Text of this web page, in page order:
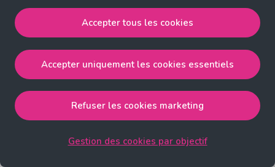
Cliquez sur 'Gestion des cookies par objectif'.
Notre politique de cookies
Accepter tous les cookies
strictement nécessaires, performance, fonctionnalité et
publicité ciblée.
Accepter uniquement les cookies essentielsaccepte
les cookies strictement nécessaires.
Accepter tous les cookies
Accepter uniquement les cookies essentiels
Refuser les cookies marketing
Gestion des cookies par objectif